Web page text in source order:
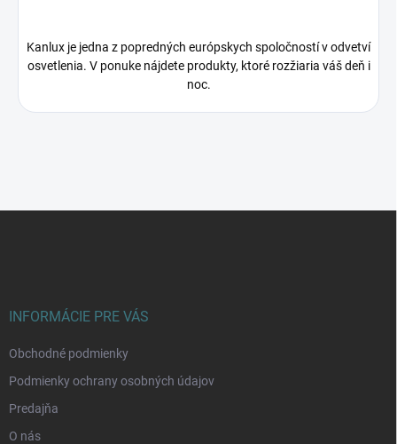
Kanlux je jedna z popredných európskych spoločností v odvetví
osvetlenia. V ponuke nájdete produkty, ktoré rozžiaria váš deň i
noc.
INFORMÁCIE PRE VÁS
Obchodné podmienky
Podmienky ochrany osobných údajov
Predajňa
O nás